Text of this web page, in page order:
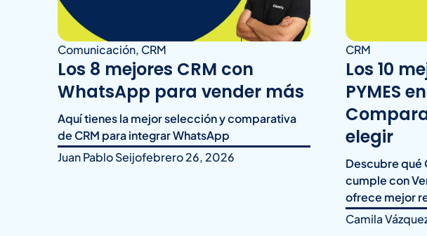
Comunicación, CRM
Los 8 mejores CRM con
WhatsApp para vender más
Aquí tienes la mejor selección y comparativa
de CRM para integrar WhatsApp
Juan Pablo Seijofebrero 26, 2026
CRM
Los 10
PYMES
elegir
Descubre qué
cumple con
ofrece mejor
Camila